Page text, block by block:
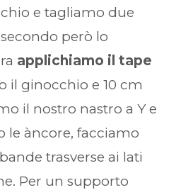
e tagliamo due
però lo
applichiamo il tape
il ginocchio e 10 cm
il nostro nastro a Y e
le àncore, facciamo
trasverse ai lati
Per un supporto